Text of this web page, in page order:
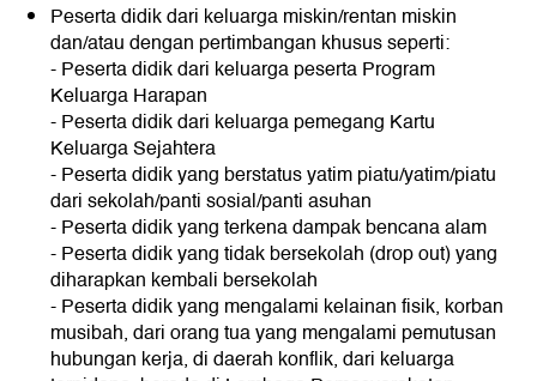
Peserta didik dari keluarga miskin/rentan miskin
dan/atau dengan pertimbangan khusus seperti:
- Peserta didik dari keluarga peserta Program
Keluarga Harapan
- Peserta didik dari keluarga pemegang Kartu
Keluarga Sejahtera
- Peserta didik yang berstatus yatim piatu/yatim/piatu
dari sekolah/panti sosial/panti asuhan
- Peserta didik yang terkena dampak bencana alam
- Peserta didik yang tidak bersekolah (drop out) yang
diharapkan kembali bersekolah
- Peserta didik yang mengalami kelainan fisik, korban
musibah, dari orang tua yang mengalami pemutusan
hubungan kerja, di daerah konflik, dari keluarga